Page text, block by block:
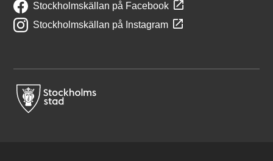
Stockholmskällan på Facebook
Stockholmskällan på Instagram